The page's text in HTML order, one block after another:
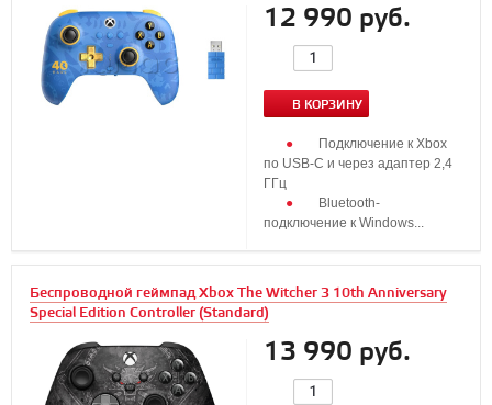
12 990 руб.
В КОРЗИНУ
Подключение к Xbox
по USB-C и через адаптер 2,4
ГГц
Bluetooth-
подключение к Windows...
Беспроводной геймпад Xbox The Witcher 3 10th Anniversary
Special Edition Controller (Standard)
13 990 руб.